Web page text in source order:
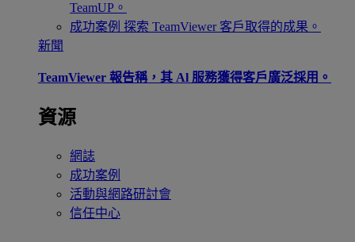
TeamUP。
成功案例 探索 TeamViewer 客戶取得的成果。
新聞
TeamViewer 報告稱，其 Al 服務獲得客戶廣泛採用。
資源
網誌
成功案例
活動與網路研討會
信任中心